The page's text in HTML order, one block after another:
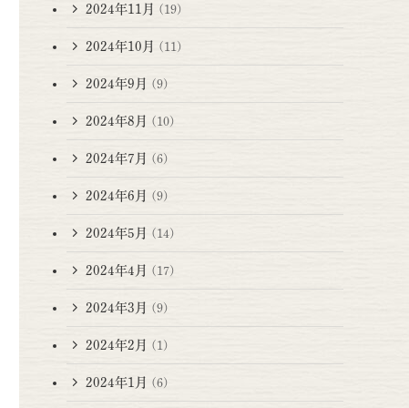
2024年11月 (19)
2024年10月 (11)
2024年9月 (9)
2024年8月 (10)
2024年7月 (6)
2024年6月 (9)
2024年5月 (14)
2024年4月 (17)
2024年3月 (9)
2024年2月 (1)
2024年1月 (6)